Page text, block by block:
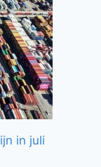
in juli